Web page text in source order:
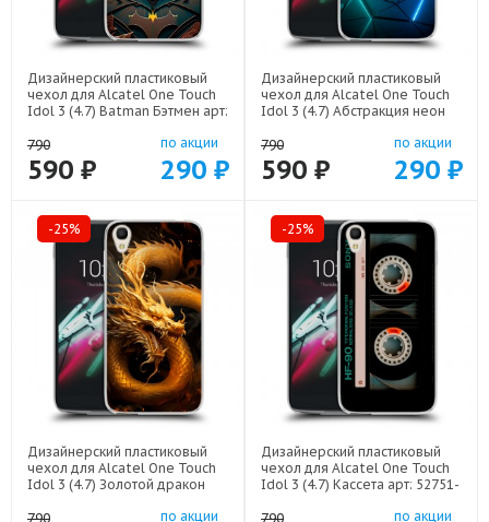
Дизайнерский пластиковый
чехол для Alcatel One Touch
Idol 3 (4.7) Batman Бэтмен арт:
790
590 ₽
по акции
290 ₽
Дизайнерский пластиковый
чехол для Alcatel One Touch
Idol 3 (4.7) Абстракция неон
790
590 ₽
по акции
290 ₽
-25%
Дизайнерский пластиковый
чехол для Alcatel One Touch
Idol 3 (4.7) Золотой дракон
790
по акции
-25%
Дизайнерский пластиковый
чехол для Alcatel One Touch
Idol 3 (4.7) Кассета арт: 52751-
790
по акции